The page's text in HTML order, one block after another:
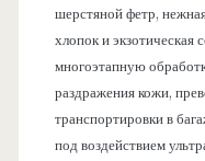
шерстяной фетр,
хлопок и экзотическая
многоэтапную
раздражения кожи,
транспортировки в
под воздействием